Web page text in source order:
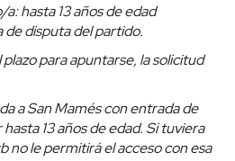
hasta 13 años de edad
de disputa del partido.
plazo para apuntarse, la solicitud
a San Mamés con entrada de
13 años de edad. Si tuviera
no le permitirá el acceso con esa